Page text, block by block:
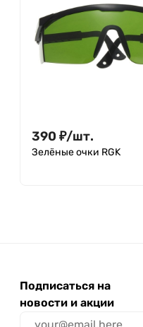
390 ₽/шт.
Зелёные очки RGK
Подписаться на
новости и акции